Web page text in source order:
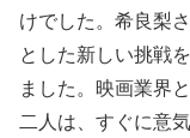
けでした。希良梨
とした新しい挑戦
ました。映画業界
二人は、すぐに意